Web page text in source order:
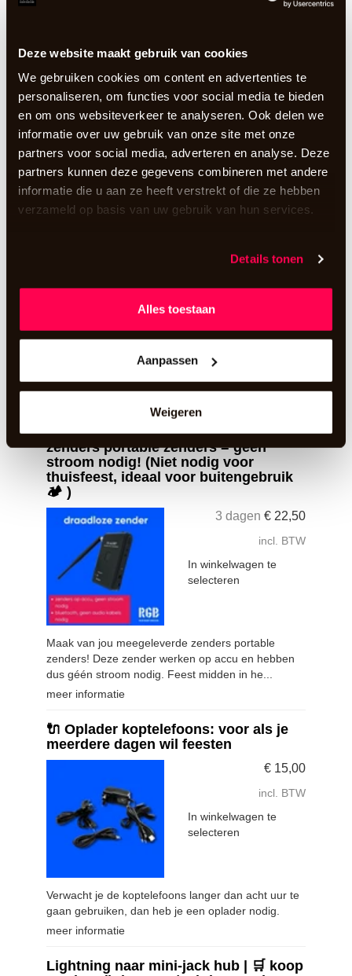
Deze website maakt gebruik van cookies
We gebruiken cookies om content en advertenties te
personaliseren, om functies voor social media te bieden
en om ons websiteverkeer te analyseren. Ook delen we
informatie over uw gebruik van onze site met onze
partners voor social media, adverteren en analyse. Deze
partners kunnen deze gegevens combineren met andere
informatie die u aan ze heeft verstrekt of die ze hebben
verzameld op basis van uw gebruik van hun services.
Details tonen
Alles toestaan
Aanpassen
Weigeren
In winkelwagen te
De beroemde RGB-koptelefoon! Naar eigen wens
aan te vullen in je winkelwagentje.
meer informatie
📡 RGB zender: vul je pakket aan met
extra zenders
incl. BTW
Een extra RGB zender om van drie kanalen te
📡 Portable upgrade: maak van je
zenders portable zenders = geen
stroom nodig! (Niet nodig voor
thuisfeest, ideaal voor buitengebruik
🏕️ )
3 dagen € 22,50
incl. BTW
In winkelwagen te
selecteren
Maak van jou meegeleverde zenders portable
zenders! Deze zender werken op accu en hebben
dus géén stroom nodig. Feest midden in he...
meer informatie
🔌 Oplader koptelefoons: voor als je
meerdere dagen wil feesten
€ 15,00
incl. BTW
In winkelwagen te
selecteren
Verwacht je de koptelefoons langer dan acht uur te
gaan gebruiken, dan heb je een oplader nodig.
meer informatie
Lightning naar mini-jack hub | 🛒 koop